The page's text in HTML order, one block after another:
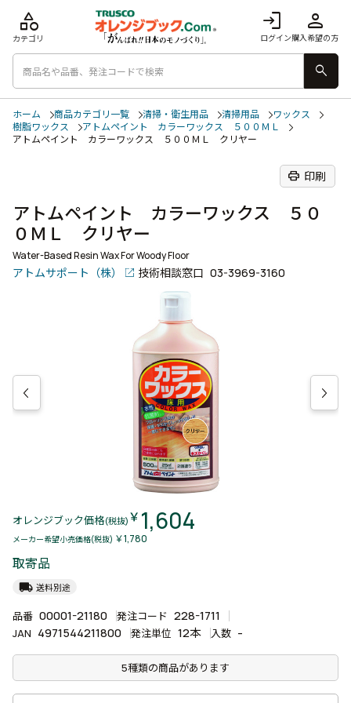
login
ログイン
person
購入希望の方
category
カテゴリ
search
ホーム 商品カテゴリ一覧 清掃・衛生用品 清掃用品
ワックス
樹脂ワックス
アトムペイント カラーワックス ５００ＭＬ
アトムペイント カラーワックス ５００ＭＬ クリヤー
print 印刷
アトムペイント カラーワックス ５０
０ＭＬ クリヤー
Water-Based Resin Wax For Woody Floor
アトムサポート（株） 技術相談窓口 03-3969-3160
オレンジブック価格(税抜) ￥ 1,604
メーカー希望小売価格(税抜) ￥1,780
取寄品
local_shipping 送料別途
品番 00001-21180 発注コード 228-1711
JAN 4971544211800 発注単位 12本 入数 -
5種類の商品があります